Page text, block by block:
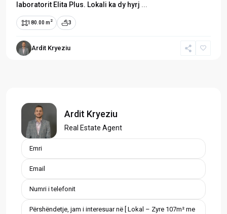
laboratorit Elita Plus. Lokali ka dy hyrj ...
180.00 m 2 3
Ardit Kryeziu
Ardit Kryeziu
Real Estate Agent